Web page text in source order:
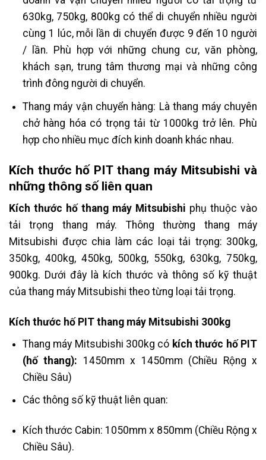
630kg, 750kg, 800kg có thể di chuyển nhiều người
cùng 1 lúc, mỗi lần di chuyển được 9 đến 10 người
/ lần. Phù hợp với những chung cư, văn phòng,
khách sạn, trung tâm thương mại và những công
trình đông người di chuyển.
Thang máy vận chuyển hàng: Là thang máy chuyên
chở hàng hóa có trọng tải từ 1000kg trở lên. Phù
hợp cho nhiều mục đích kinh doanh khác nhau.
Kích thước hố PIT thang máy Mitsubishi và
những thông số liên quan
Kích thước hố thang máy Mitsubishi phụ thuộc vào
tải trọng thang máy. Thông thường thang máy
Mitsubishi được chia làm các loại tải trọng: 300kg,
350kg, 400kg, 450kg, 500kg, 550kg, 630kg, 750kg,
900kg. Dưới đây là kích thước và thông số kỹ thuật
của thang máy Mitsubishi theo từng loại tải trọng.
Kích thước hố PIT thang máy Mitsubishi 300kg
Thang máy Mitsubishi 300kg có kích thước hố PIT
(hố thang): 1450mm x 1450mm (Chiều Rộng x
Chiều Sâu)
Các thông số kỹ thuật liên quan:
Kích thước Cabin: 1050mm x 850mm (Chiều Rộng x
Chiều Sâu).